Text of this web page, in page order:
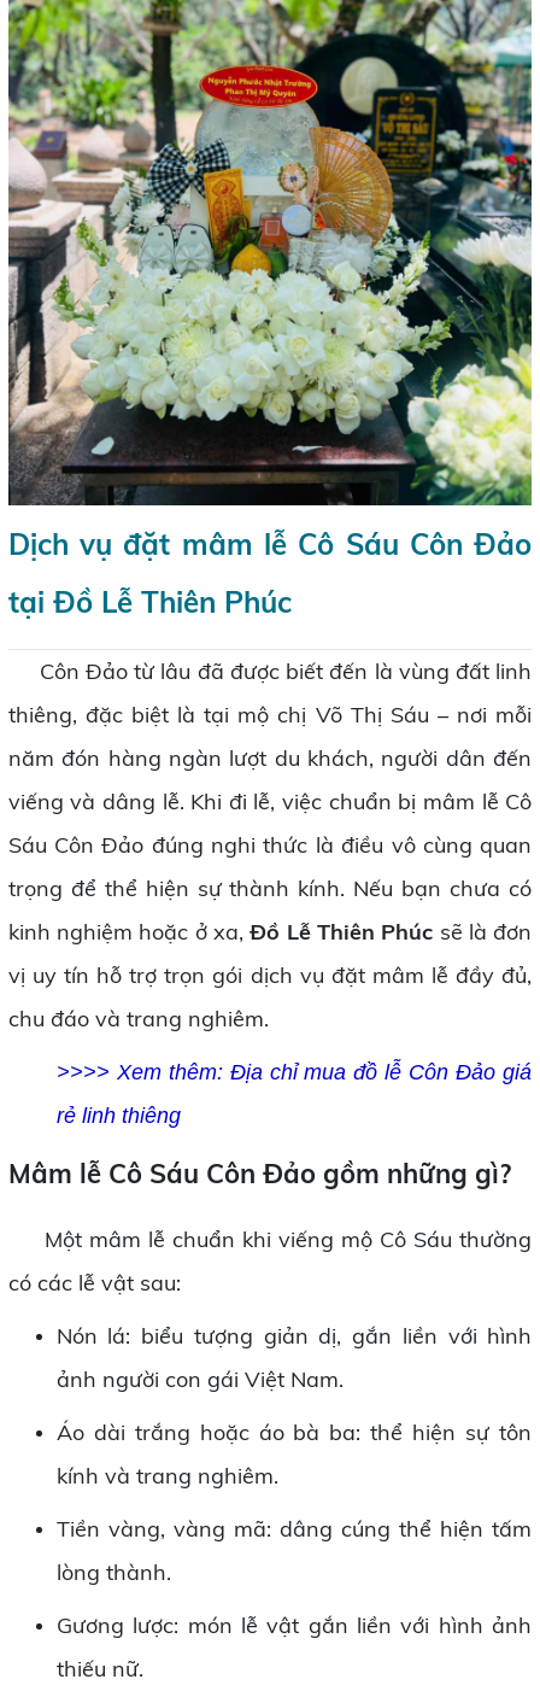
Dịch vụ đặt mâm lễ Cô Sáu Côn Đảo
tại Đồ Lễ Thiên Phúc
Côn Đảo từ lâu đã được biết đến là vùng đất linh
thiêng, đặc biệt là tại mộ chị Võ Thị Sáu – nơi mỗi
năm đón hàng ngàn lượt du khách, người dân đến
viếng và dâng lễ. Khi đi lễ, việc chuẩn bị mâm lễ Cô
Sáu Côn Đảo đúng nghi thức là điều vô cùng quan
trọng để thể hiện sự thành kính. Nếu bạn chưa có
kinh nghiệm hoặc ở xa,Đồ Lễ Thiên Phúc sẽ là đơn
vị uy tín hỗ trợ trọn gói dịch vụ đặt mâm lễ đầy đủ,
chu đáo và trang nghiêm.
>>>> Xem thêm: Địa chỉ mua đồ lễ Côn Đảo giá
rẻ linh thiêng
Mâm lễ Cô Sáu Côn Đảo gồm những gì?
Một mâm lễ chuẩn khi viếng mộ Cô Sáu thường
có các lễ vật sau:
Nón lá: biểu tượng giản dị, gắn liền với hình
ảnh người con gái Việt Nam.
Áo dài trắng hoặc áo bà ba: thể hiện sự tôn
kính và trang nghiêm.
Tiền vàng, vàng mã: dâng cúng thể hiện tấm
lòng thành.
Gương lược: món lễ vật gắn liền với hình ảnh
thiếu nữ.